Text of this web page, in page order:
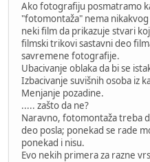
Ako fotografiju posmatramo
"fotomontaža" nema
neki film da prikazuje stvari
filmski trikovi sastavni deo
savremene fotografije.
Ubacivanje oblaka da bi se
Izbacivanje suvišnih osoba iz
Menjanje pozadine.
..... zašto da ne?
Naravno, fotomontaža treba
deo posla; ponekad se rade
ponekad i nisu.
Evo nekih primera za razne